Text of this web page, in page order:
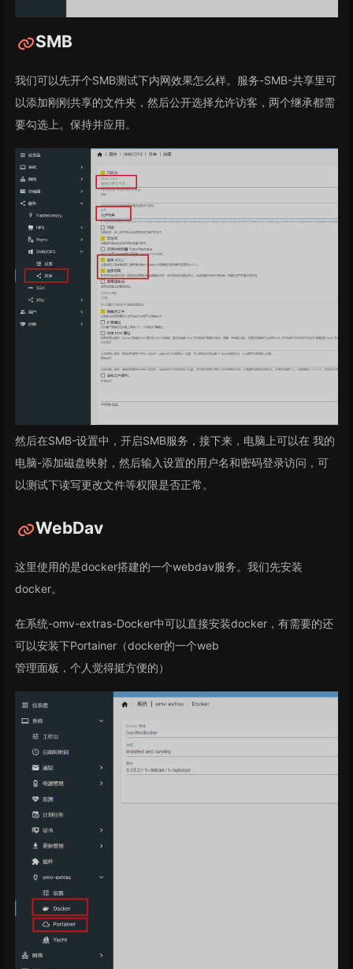
SMB
我们可以先开个SMB测试下内网效果怎么样。服务-SMB-共享里可
以添加刚刚共享的文件夹，然后公开选择允许访客，两个继承都需
要勾选上。保持并应用。
然后在SMB-设置中，开启SMB服务，接下来，电脑上可以在 我的
电脑-添加磁盘映射，然后输入设置的用户名和密码登录访问，可
以测试下读写更改文件等权限是否正常。
WebDav
这里使用的是docker搭建的一个webdav服务。我们先安装
docker。
在系统-omv-extras-Docker中可以直接安装docker，有需要的还
可以安装下Portainer（docker的一个web
管理面板，个人觉得挺方便的）